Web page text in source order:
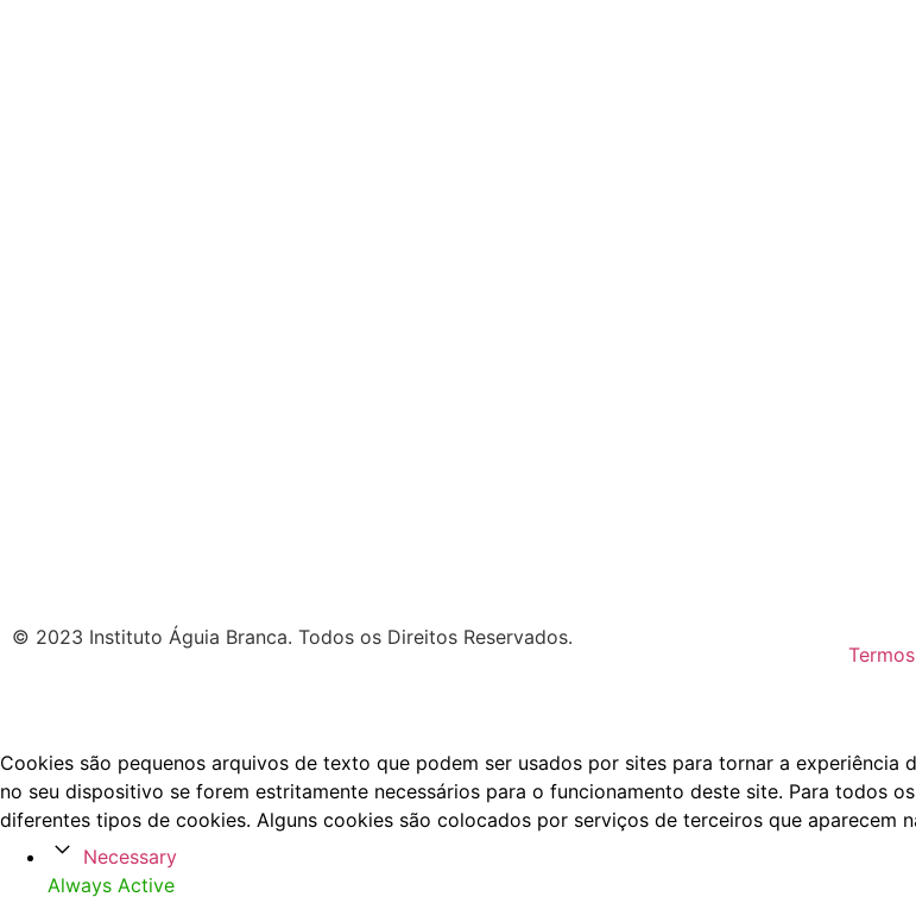
© 2023 Instituto Águia Branca. Todos os Direitos Reservados.
Cookies são pequenos arquivos de texto que podem ser usados por sites para tornar a
no seu dispositivo se forem estritamente necessários para o funcionamento deste site. Para todos
diferentes tipos de cookies. Alguns cookies são colocados por serviços de terceiros que aparecem
Necessary
Always Active